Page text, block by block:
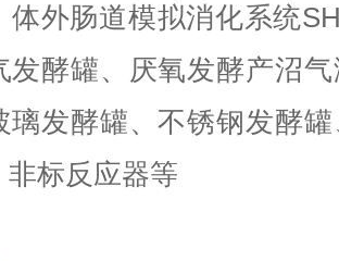
体外肠道模拟消化系统
发酵罐、厌氧发酵产沼
璃发酵罐、不锈钢发酵
非标反应器等